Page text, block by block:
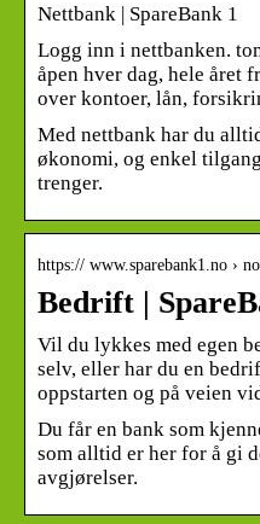
Nettbank | SpareBank 1
Logg inn i nettbanken.
åpen hver dag, hele året
over kontoer, lån,
Med nettbank har du
økonomi, og enkel
trenger.
https:// www.sparebank1.no ›
Bedrift |
Vil du lykkes med egen
selv, eller har du en
oppstarten og på veien
Du får en bank som
som alltid er her for å gi
avgjørelser.